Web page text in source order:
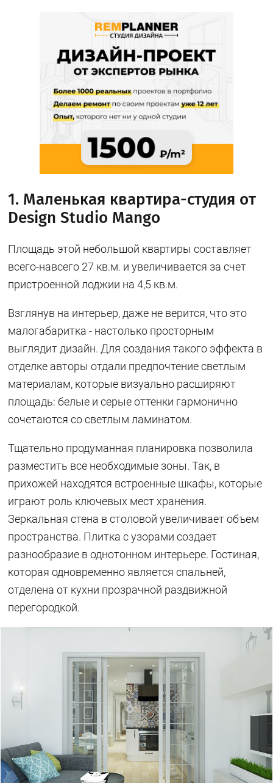
1. Маленькая квартира-студия от
Design Studio Mango
Площадь этой небольшой квартиры составляет
всего-навсего 27 кв.м. и увеличивается за счет
пристроенной лоджии на 4,5 кв.м.
Взглянув на интерьер, даже не верится, что это
малогабаритка - настолько просторным
выглядит дизайн. Для создания такого эффекта в
отделке авторы отдали предпочтение светлым
материалам, которые визуально расширяют
площадь: белые и серые оттенки гармонично
сочетаются со светлым ламинатом.
Тщательно продуманная планировка позволила
разместить все необходимые зоны. Так, в
прихожей находятся встроенные шкафы, которые
играют роль ключевых мест хранения.
Зеркальная стена в столовой увеличивает объем
пространства. Плитка с узорами создает
разнообразие в однотонном интерьере. Гостиная,
которая одновременно является спальней,
отделена от кухни прозрачной раздвижной
перегородкой.